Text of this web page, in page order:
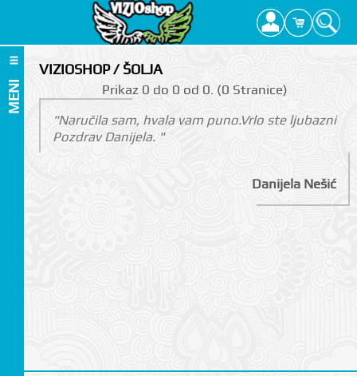
MENI
VIZIOSHOP / ŠOLJA
Prikаz 0 do 0 оd 0. (0 Strаnicе)
"Naručila sam, hvala vam puno.Vrlo ste ljubazni
Pozdrav Danijela. "
Danijela Nešić